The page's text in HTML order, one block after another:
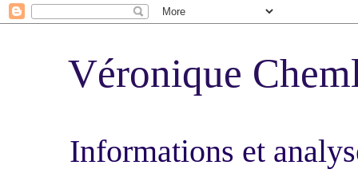
Véronique
Informations et